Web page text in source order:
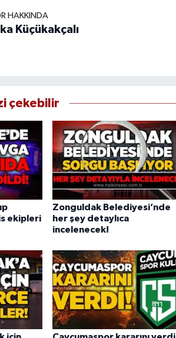
HAKKINDA
Küçükakçalı
çekebilir
ekipleri
Zonguldak Belediyesi’nde
her şey detaylıca
incelenecek!